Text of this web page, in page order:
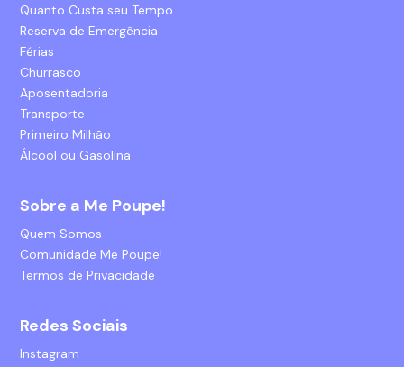
Quanto Custa seu Tempo
Reserva de Emergência
Férias
Churrasco
Aposentadoria
Transporte
Primeiro Milhão
Álcool ou Gasolina
Sobre a Me Poupe!
Quem Somos
Comunidade Me Poupe!
Termos de Privacidade
Redes Sociais
Instagram